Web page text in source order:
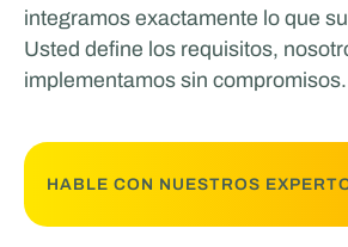
integramos exactamente lo que
Usted define los requisitos,
implementamos sin compromisos.
HABLE CON NUESTROS